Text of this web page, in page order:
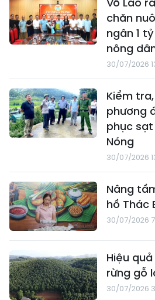
chăn
ngân 1
nông
30/07/2026
Kiểm
phương
phục
Nóng
30/07/2026
Nâng
hồ Thác
30/07/2026
Hiệu
rừng gỗ
30/07/2026